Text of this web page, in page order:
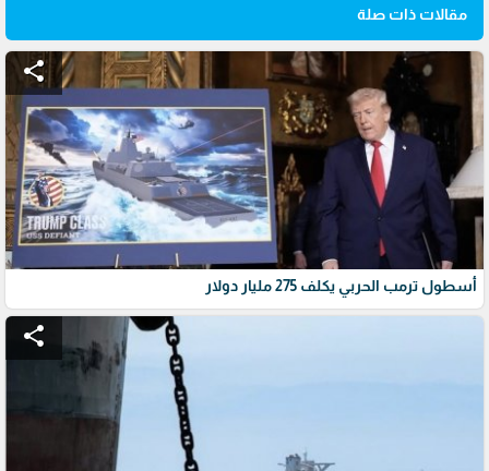
مقالات ذات صلة
share
أسطول ترمب الحربي يكلف 275 مليار دولار
share